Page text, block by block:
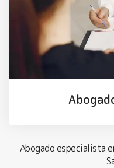
Abogado especialista